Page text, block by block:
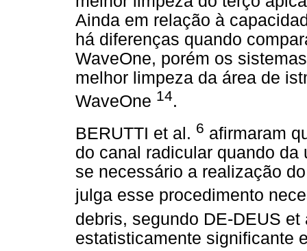
Ainda em relação à
há diferenças quando
WaveOne, porém os
melhor limpeza da área de
WaveOne 14.
BERUTTI et al. 6 afirmaram
do canal radicular quando
se necessário a realização
julga esse procedimento
debris, segundo DE-DEUS
estatisticamente significante